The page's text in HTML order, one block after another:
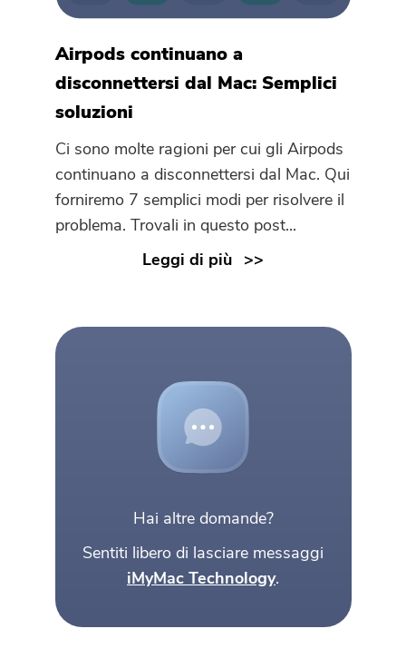
Airpods continuano a
disconnettersi dal Mac: Semplici
soluzioni
Ci sono molte ragioni per cui gli Airpods
continuano a disconnettersi dal Mac. Qui
forniremo 7 semplici modi per risolvere il
problema. Trovali in questo post...
Leggi di più
Hai altre domande?
Sentiti libero di lasciare messaggi
iMyMac Technology.